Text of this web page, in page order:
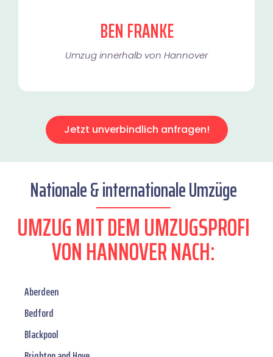
BEN FRANKE
Umzug innerhalb von Hannover​
Jetzt unverbindlich anfragen!
Nationale & internationale Umzüge
UMZUG MIT DEM UMZUGSPROFI
VON HANNOVER NACH:
Aberdeen
Bedford
Blackpool